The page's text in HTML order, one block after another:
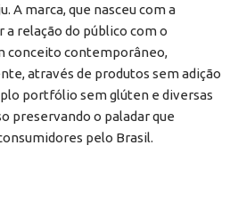
A marca, que nasceu com a
relação do público com o
conceito contemporâneo,
através de produtos sem adição
portfólio sem glúten e diversas
preservando o paladar que
pelo Brasil.